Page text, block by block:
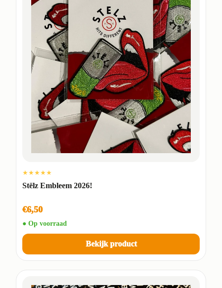
★★★★★
Stëlz Embleem 2026!
€6,50
● Op voorraad
Bekijk product